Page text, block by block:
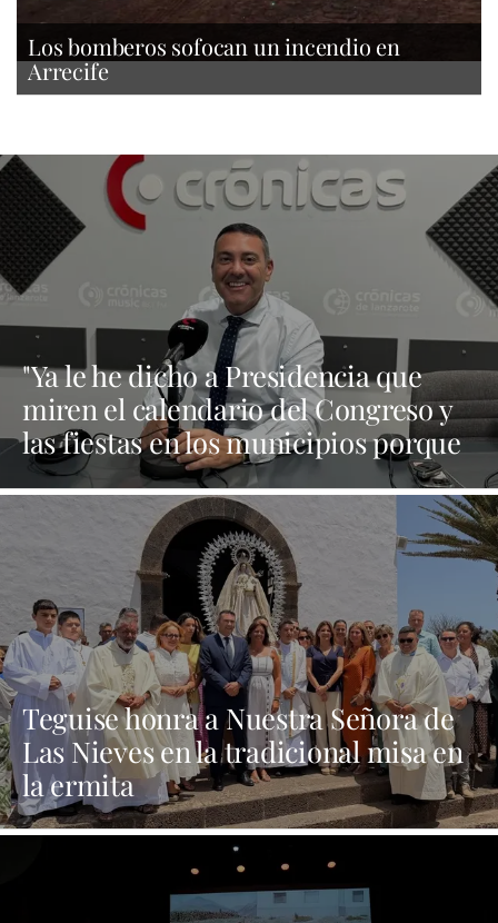
Los bomberos sofocan un incendio en
Arrecife
"Ya le he dicho a Presidencia que
miren el calendario del Congreso y
las fiestas en los municipios porque
Dolores Corujo estaba en un fiesta
aquí y al día siguiente no está en el
Teguise honra a Nuestra Señora de
Las Nieves en la tradicional misa en
la ermita